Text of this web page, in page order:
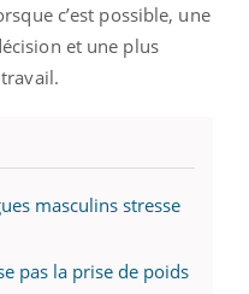
c’est possible, une
et une plus
masculins stresse
pas la prise de poids